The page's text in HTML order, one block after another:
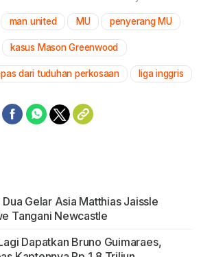
Mute
man united MU penyerang MU
kasus Mason Greenwood
dari tuduhan perkosaan liga inggris
Gelar Asia Matthias Jaissle
Tangani Newcastle
Dapatkan Bruno Guimaraes,